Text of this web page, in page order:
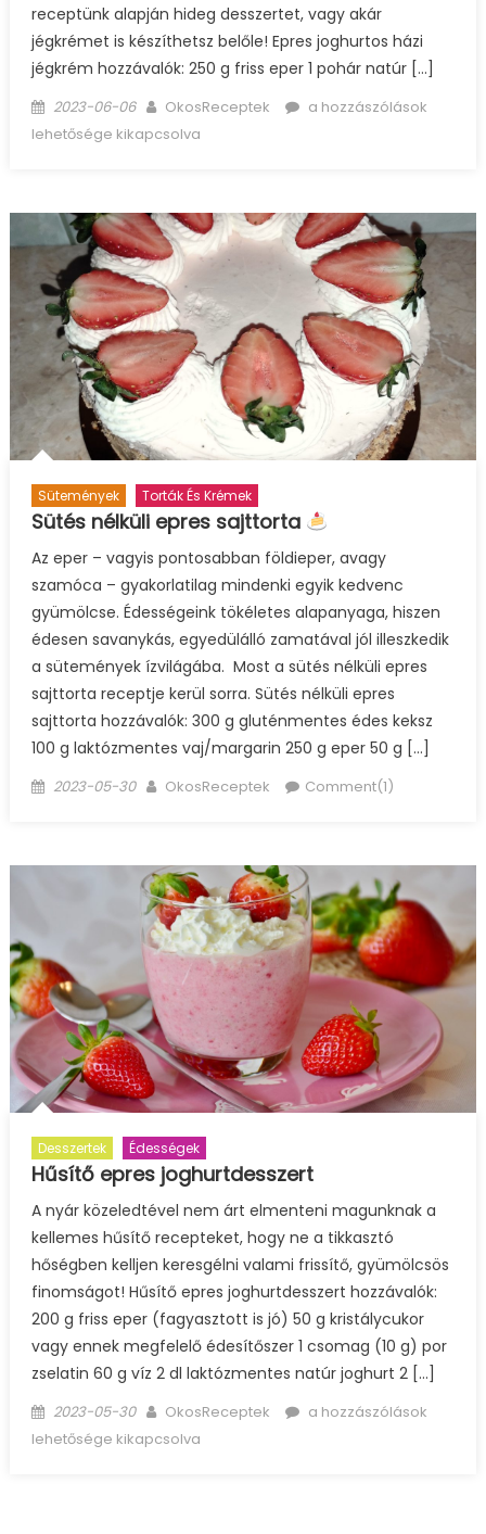
receptünk alapján hideg desszertet, vagy akár
jégkrémet is készíthetsz belőle! Epres joghurtos házi
jégkrém hozzávalók: 250 g friss eper 1 pohár natúr […]
Posted
on
2023-06-06 Author
OkosReceptek
Epres
házi
jégkrém
bejegyzéshez
a hozzászólások
lehetősége kikapcsolva
Sütemények Torták És Krémek
Sütés nélküli epres sajttorta
Az eper – vagyis pontosabban földieper, avagy
szamóca – gyakorlatilag mindenki egyik kedvenc
gyümölcse. Édességeink tökéletes alapanyaga, hiszen
édesen savanykás, egyedülálló zamatával jól illeszkedik
a sütemények ízvilágába. Most a sütés nélküli epres
sajttorta receptje kerül sorra. Sütés nélküli epres
sajttorta hozzávalók: 300 g gluténmentes édes keksz
100 g laktózmentes vaj/margarin 250 g eper 50 g […]
Posted
2023-05-30 Author
OkosReceptek Comment(1)
Desszertek Édességek
Hűsítő epres joghurtdesszert
A nyár közeledtével nem árt elmenteni magunknak a
kellemes hűsítő recepteket, hogy ne a tikkasztó
hőségben kelljen keresgélni valami frissítő, gyümölcsös
finomságot! Hűsítő epres joghurtdesszert hozzávalók:
200 g friss eper (fagyasztott is jó) 50 g kristálycukor
vagy ennek megfelelő édesítőszer 1 csomag (10 g) por
zselatin 60 g víz 2 dl laktózmentes natúr joghurt 2 […]
Posted
on
2023-05-30 Author
OkosReceptek
Hűsítő
a hozzászólások
lehetősége kikapcsolva